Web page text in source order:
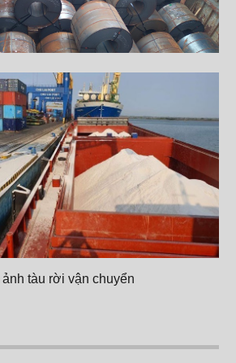
ảnh tàu rời vận chuyển